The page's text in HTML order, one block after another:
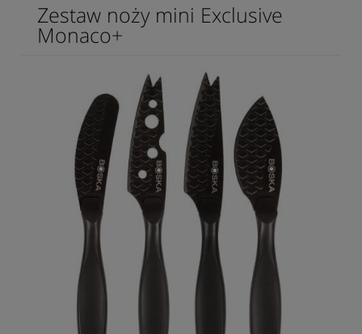
Zestaw noży mini Exclusive
Monaco+